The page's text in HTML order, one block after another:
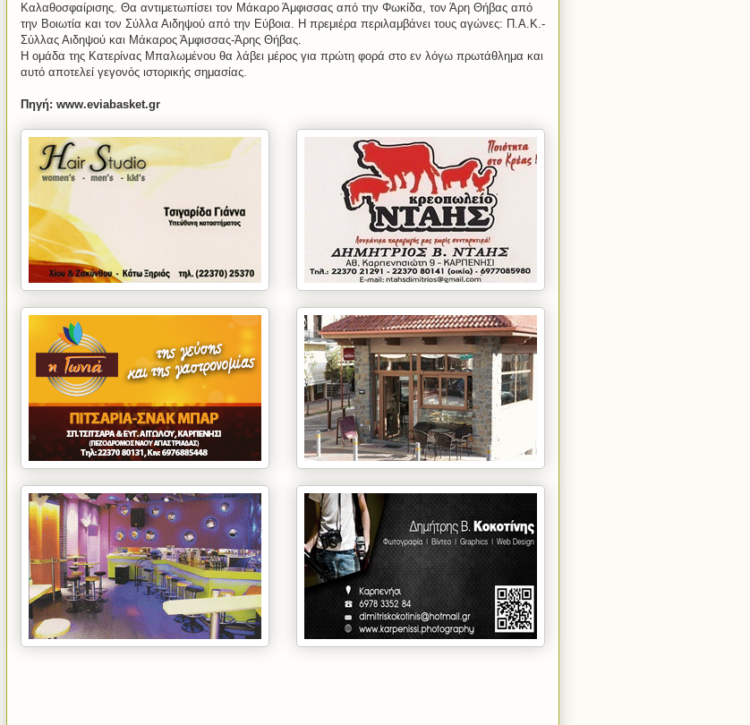
Καλαθοσφαίρισης. Θα αντιμετωπίσει τον Μάκαρο Άμφισσας από την Φωκίδα, τον Άρη Θήβας από
την Βοιωτία και τον Σύλλα Αιδηψού από την Εύβοια. Η πρεμιέρα περιλαμβάνει τους αγώνες: Π.Α.Κ.-
Σύλλας Αιδηψού και Μάκαρος Άμφισσας-Άρης Θήβας.
Η ομάδα της Κατερίνας Μπαλωμένου θα λάβει μέρος για πρώτη φορά στο εν λόγω πρωτάθλημα και
αυτό αποτελεί γεγονός ιστορικής σημασίας.
Πηγή: www.eviabasket.gr